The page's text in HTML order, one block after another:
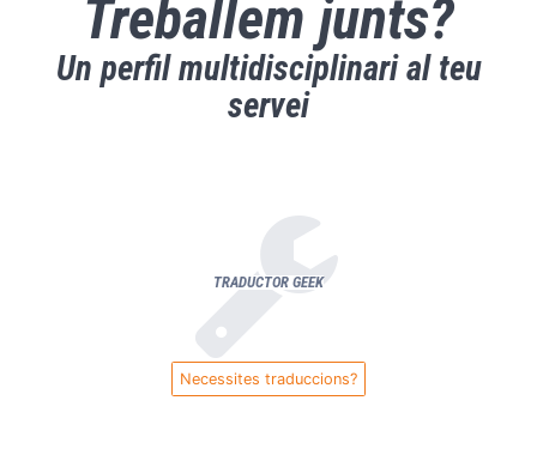
Treballem junts?
Un perfil multidisciplinari al teu
servei
TRADUCTOR GEEK
Necessites traduccions?